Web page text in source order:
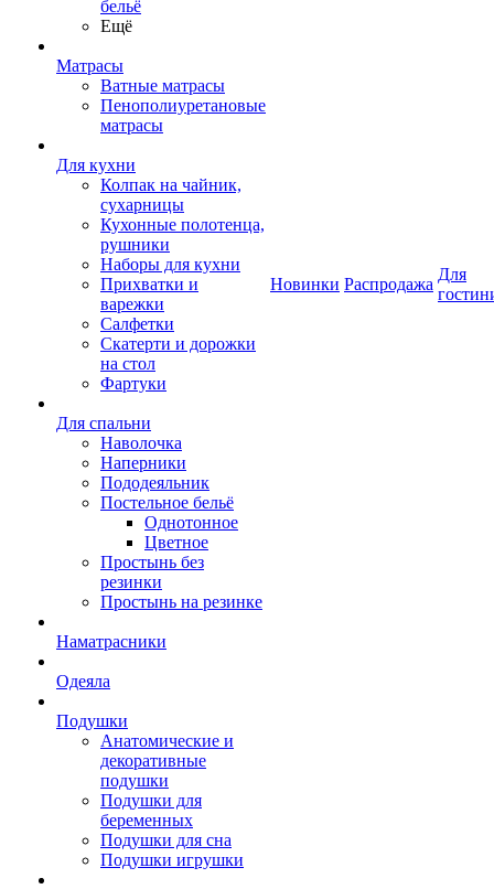
бельё
Ещё
Матрасы
Ватные матрасы
Пенополиуретановые
матрасы
Для кухни
Колпак на чайник,
сухарницы
Кухонные полотенца,
рушники
Наборы для кухни
Прихватки и
варежки
Салфетки
Скатерти и дорожки
на стол
Фартуки
Для спальни
Наволочка
Наперники
Пододеяльник
Постельное бельё
Однотонное
Цветное
Простынь без
резинки
Простынь на резинке
Наматрасники
Одеяла
Подушки
Анатомические и
декоративные
подушки
Подушки для
беременных
Подушки для сна
Подушки игрушки
Новинки Распродажа
Для